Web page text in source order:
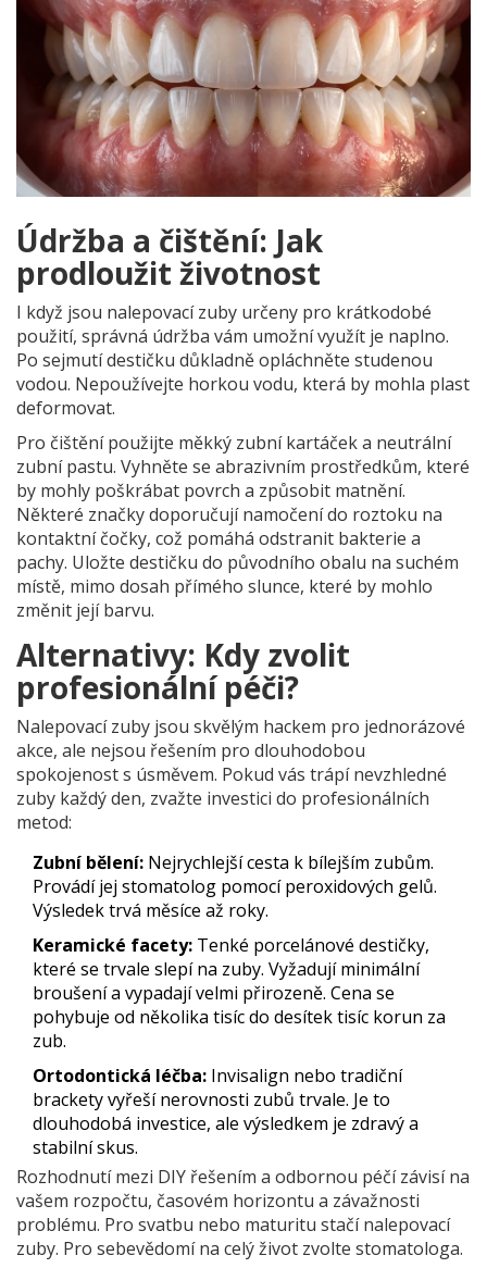
Údržba a čištění: Jak
prodloužit životnost
I když jsou nalepovací zuby určeny pro krátkodobé
použití, správná údržba vám umožní využít je naplno.
Po sejmutí destičku důkladně opláchněte studenou
vodou. Nepoužívejte horkou vodu, která by mohla plast
deformovat.
Pro čištění použijte měkký zubní kartáček a neutrální
zubní pastu. Vyhněte se abrazivním prostředkům, které
by mohly poškrábat povrch a způsobit matnění.
Některé značky doporučují namočení do roztoku na
kontaktní čočky, což pomáhá odstranit bakterie a
pachy. Uložte destičku do původního obalu na suchém
místě, mimo dosah přímého slunce, které by mohlo
změnit její barvu.
Alternativy: Kdy zvolit
profesionální péči?
Nalepovací zuby jsou skvělým hackem pro jednorázové
akce, ale nejsou řešením pro dlouhodobou
spokojenost s úsměvem. Pokud vás trápí nevzhledné
zuby každý den, zvažte investici do profesionálních
metod:
Zubní bělení: Nejrychlejší cesta k bílejším zubům.
Provádí jej stomatolog pomocí peroxidových gelů.
Výsledek trvá měsíce až roky.
Keramické facety: Tenké porcelánové destičky,
které se trvale slepí na zuby. Vyžadují minimální
broušení a vypadají velmi přirozeně. Cena se
pohybuje od několika tisíc do desítek tisíc korun za
zub.
Ortodontická léčba: Invisalign nebo tradiční
brackety vyřeší nerovnosti zubů trvale. Je to
dlouhodobá investice, ale výsledkem je zdravý a
stabilní skus.
Rozhodnutí mezi DIY řešením a odbornou péčí závisí na
vašem rozpočtu, časovém horizontu a závažnosti
problému. Pro svatbu nebo maturitu stačí nalepovací
zuby. Pro sebevědomí na celý život zvolte stomatologa.